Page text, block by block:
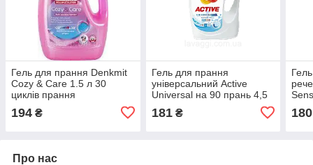
Гель для прання Denkmit
Cozy & Care 1.5 л 30
циклів прання
194 ₴
Гель для прання
універсальний Active
Universal на 90 прань 4,5
181₴ 180
Про нас